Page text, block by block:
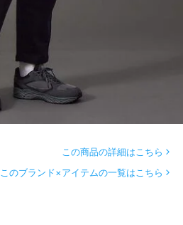
この商品の詳細はこちら
このブランド×アイテムの一覧はこちら